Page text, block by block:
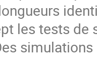
les tests de